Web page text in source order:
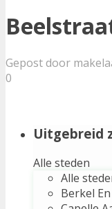
Gepost door
0
Uitgebreid
Alle steden
Alle
Berkel